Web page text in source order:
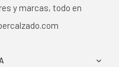
y marcas, todo en
